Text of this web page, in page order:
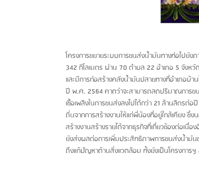
โครงการขยายระบบการขนส่งน้ำมันทางท่อไปยัง
342 กิโลเมตร ผ่าน 70 ตำบล 22 อำเภอ 5 จังห
และมีการก่อสร้างคลังน้ำมันปลายทางที่อำเภอบ้
ปี พ.ศ. 2564 คาดว่าจะสามารถลดปริมาณการข
เชื้อเพลิงในการขนส่งลงไปได้กว่า 21 ล้านลิตรต่
ถิ่นจากการสร้างงานให้แก่พี่น้องที่อยู่ใกล้เคียง ซึ่ง
สร้างงานสร้างรายได้จากธุรกิจที่เกี่ยวข้องต่อเนื่
ยังส่งผลต่อการเพิ่มประสิทธิภาพการขนส่งน้ำมั
ถึงแก้ปัญหาด้านสิ่งแวดล้อม ทั้งยังเป็นโครงการ